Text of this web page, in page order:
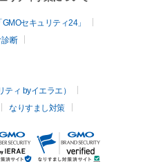
セキュリティ24」
断
ィ byイエラエ）
なりすまし対策